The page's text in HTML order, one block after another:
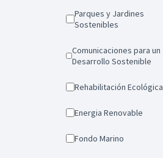
Parques y Jardines
Sostenibles
Comunicaciones para un
Desarrollo Sostenible
Rehabilitación Ecológica
Energia Renovable
Fondo Marino